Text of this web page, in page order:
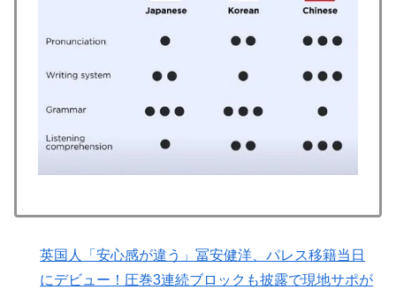
外国人「アジア杯で優勝するんだ」日本代表、W杯ポッ
応】
海外「日本なんて行くんじゃなかった…」 日本を知っ
事態に
▶ 大地震が起きても手術をやり遂げる日本の医療チーム、
武装組織が主張。
▶
日本「俺は有名な武士の家系だけど世界のみんなは先祖
英国人「安心感が違う」冨安健洋、パレス移籍当日
にデビュー！圧巻3連続ブロックも披露で現地サポが